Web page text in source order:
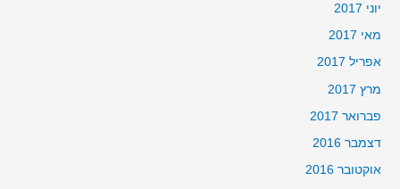
יוני 2017
מאי 2017
אפריל 2017
מרץ 2017
פברואר 2017
דצמבר 2016
אוקטובר 2016